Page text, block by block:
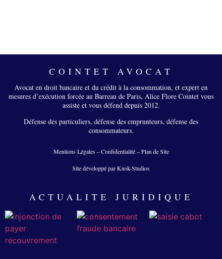
COINTET AVOCAT
Avocat en droit bancaire et du crédit à la consommation, et expert en
mesures d’exécution forcée au Barreau de Paris, Alice Flore Cointet vous
assiste et vous défend depuis 2012.
Défense des particuliers, défense des emprunteurs, défense des
consommateurs.
Mentions Légales–Confidentialité–Plan de Site
Site développé par Knok-Studios
ACTUALITE JURIDIQUE